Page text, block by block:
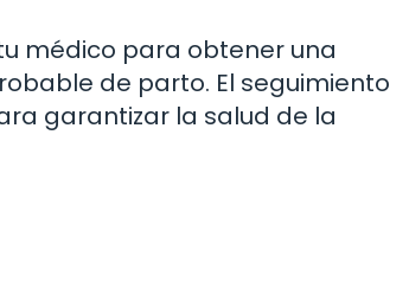
médico para obtener una
de parto. El seguimiento
garantizar la salud de la